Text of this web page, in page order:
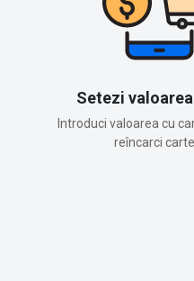
Setezi
Introduci valoarea cu
reîncarci